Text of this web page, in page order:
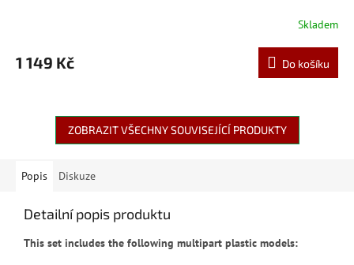
Skladem
1 149 Kč Do košíku
ZOBRAZIT VŠECHNY SOUVISEJÍCÍ PRODUKTY
Popis Diskuze
Detailní popis produktu
This set includes the following multipart plastic models: